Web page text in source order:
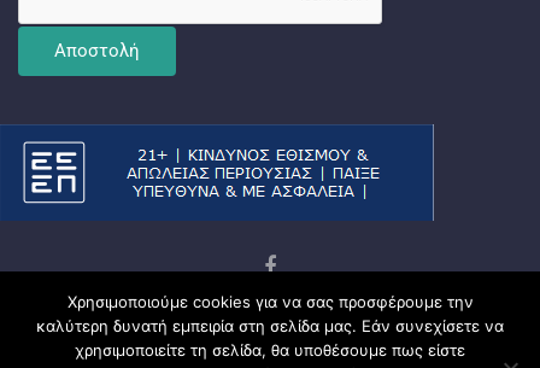
Copyright © 2026Ματσωμένος Γάτος – Όλα για το
Στοίχημα
Χρησιμοποιούμε cookies για να σας προσφέρουμε την
καλύτερη δυνατή εμπειρία στη σελίδα μας. Εάν συνεχίσετε να
χρησιμοποιείτε τη σελίδα, θα υποθέσουμε πως είστε